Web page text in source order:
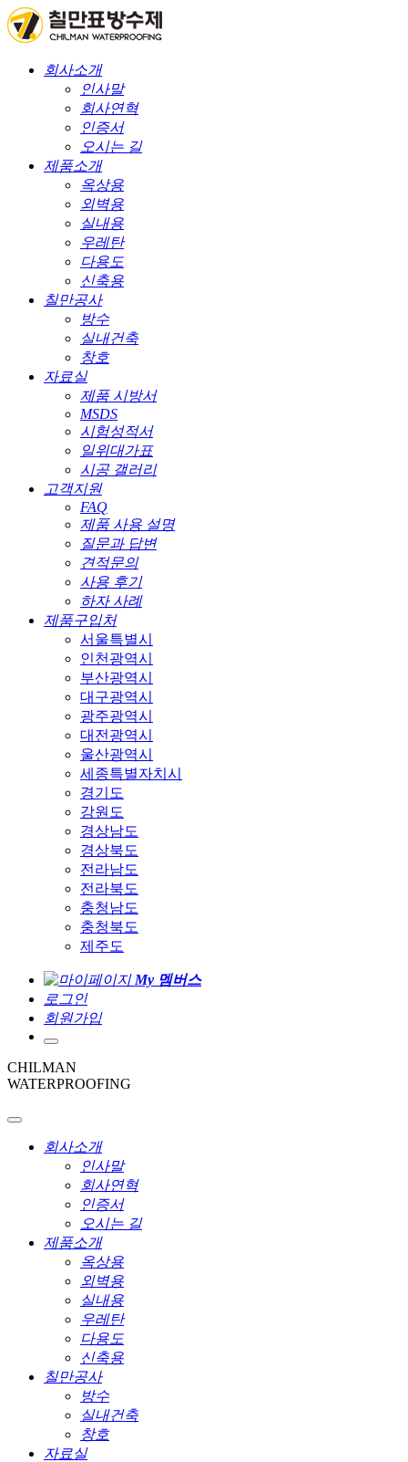
회사소개
인사말
회사연혁
인증서
오시는 길
제품소개
옥상용
외벽용
실내용
우레탄
다용도
신축용
칠만공사
방수
실내건축
창호
자료실
제품 시방서
MSDS
시험성적서
일위대가표
시공 갤러리
고객지원
FAQ
제품 사용 설명
질문과 답변
견적문의
사용 후기
하자 사례
제품구입처
서울특별시
인천광역시
부산광역시
대구광역시
광주광역시
대전광역시
울산광역시
세종특별자치시
경기도
강원도
경상남도
경상북도
전라남도
전라북도
충청남도
충청북도
제주도
My 멤버스
로그인
회원가입
CHILMAN
WATERPROOFING
회사소개
인사말
회사연혁
인증서
오시는 길
제품소개
옥상용
외벽용
실내용
우레탄
다용도
신축용
칠만공사
방수
실내건축
창호
자료실